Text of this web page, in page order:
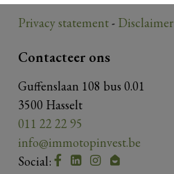
Privacy statement- Disclaimer
Contacteer ons
Guffenslaan 108 bus 0.01
3500 Hasselt
011 22 22 95
info@immotopinvest.be
Social: